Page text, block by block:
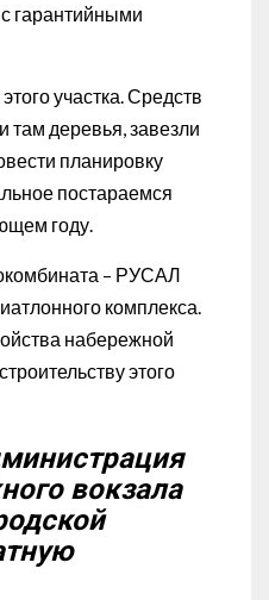
гарантийными
участка. Средств
там деревья, завезли
планировку
постараемся
году.
– РУСАЛ
комплекса.
набережной
этого
вокзала